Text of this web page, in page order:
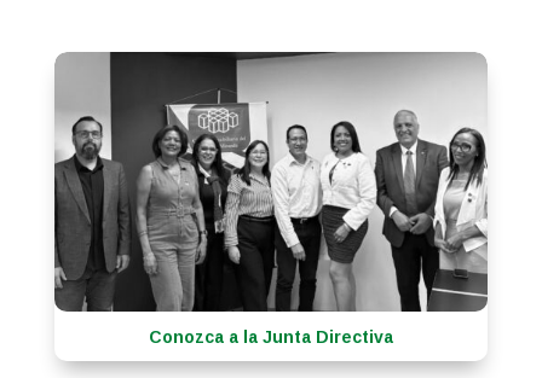
Conozca a la Junta Directiva